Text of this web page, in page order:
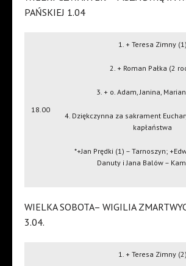
PAŃSKIEJ 1.04
18.00
1. + Teresa Zimny (1)
2. + Roman Pałka (2
3. + o. Adam, Janina,
4. Dziękczynna za sakrament
kapłaństwa
*+Jan Prędki (1) – Tarnoszyn;
Danuty i Jana Balów –
WIELKA SOBOTA– WIGILIA
3.04.
1. + Teresa Zimny (2)